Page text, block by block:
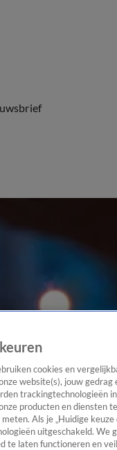
cookies en
website(s), jouw gedrag
trackingtechnologieën
producten en diensten
Als je „Huidige
uitgeschakeld. We
te laten functioneren en